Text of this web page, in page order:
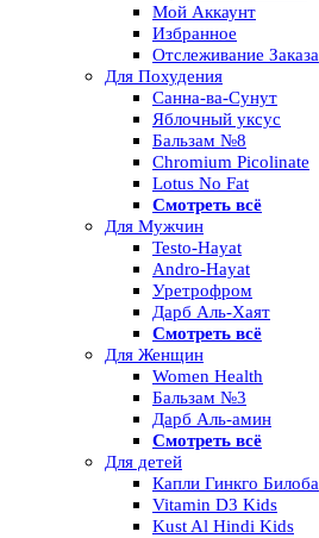
Мой Аккаунт
Избранное
Отслеживание Заказа
Для Похудения
Санна-ва-Сунут
Яблочный уксус
Бальзам №8
Chromium Picolinate
Lotus No Fat
Смотреть всё
Для Мужчин
Testo-Hayat
Andro-Hayat
Уретрофром
Дарб Аль-Хаят
Смотреть всё
Для Женщин
Women Health
Бальзам №3
Дарб Аль-амин
Смотреть всё
Для детей
Капли Гинкго Билоба
Vitamin D3 Kids
Kust Al Hindi Kids